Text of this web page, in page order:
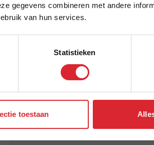
gegevens combineren met andere
van hun services.
Statistieken
toestaan
direct een kortingscode